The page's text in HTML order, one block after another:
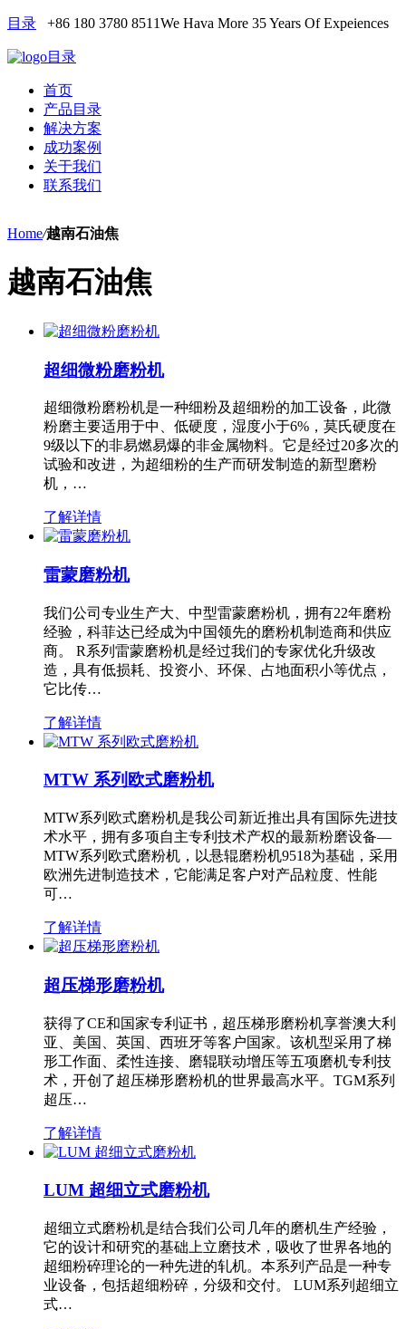
目录 +86 180 3780 8511We Hava More 35 Years Of Expeiences
目录
首页
产品目录
解决方案
成功案例
关于我们
联系我们
Home/越南石油焦
越南石油焦
超细微粉磨粉机
超细微粉磨粉机是一种细粉及超细粉的加工设备，此微
粉磨主要适用于中、低硬度，湿度小于6%，莫氏硬度在
9级以下的非易燃易爆的非金属物料。它是经过20多次的
试验和改进，为超细粉的生产而研发制造的新型磨粉
机，…
了解详情
雷蒙磨粉机
我们公司专业生产大、中型雷蒙磨粉机，拥有22年磨粉
经验，科菲达已经成为中国领先的磨粉机制造商和供应
商。 R系列雷蒙磨粉机是经过我们的专家优化升级改
造，具有低损耗、投资小、环保、占地面积小等优点，
它比传…
了解详情
MTW 系列欧式磨粉机
MTW系列欧式磨粉机是我公司新近推出具有国际先进技
术水平，拥有多项自主专利技术产权的最新粉磨设备—
MTW系列欧式磨粉机，以悬辊磨粉机9518为基础，采用
欧洲先进制造技术，它能满足客户对产品粒度、性能
可…
了解详情
超压梯形磨粉机
获得了CE和国家专利证书，超压梯形磨粉机享誉澳大利
亚、美国、英国、西班牙等客户国家。该机型采用了梯
形工作面、柔性连接、磨辊联动增压等五项磨机专利技
术，开创了超压梯形磨粉机的世界最高水平。TGM系列
超压…
了解详情
LUM 超细立式磨粉机
超细立式磨粉机是结合我们公司几年的磨机生产经验，
它的设计和研究的基础上立磨技术，吸收了世界各地的
超细粉碎理论的一种先进的轧机。本系列产品是一种专
业设备，包括超细粉碎，分级和交付。 LUM系列超细立
式…